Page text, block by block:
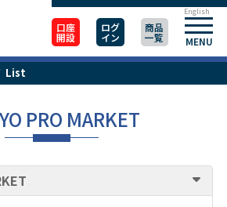
口座
開設
ログ
イン
商品
一覧 MENU
English
List
PRO MARKET